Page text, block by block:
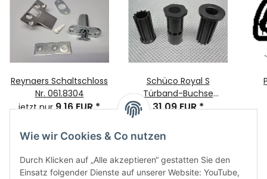
Wie wir Cookies & Co nutzen
Durch Klicken auf „Alle akzeptieren“ gestatten Sie den
Einsatz folgender Dienste auf unserer Website: YouTube,
Reynaers Schaltschloss
Nr. 061.8304
jetzt nur9,16 EUR*
Schüco Royal S
Türband-Buchse
Reparatur-Set 3-teilig
31,09 EUR*